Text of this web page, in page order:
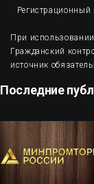
При
Гражданский
источник
Последние